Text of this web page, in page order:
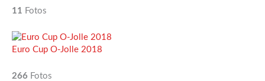
11 Fotos
Euro Cup O-Jolle 2018
266 Fotos